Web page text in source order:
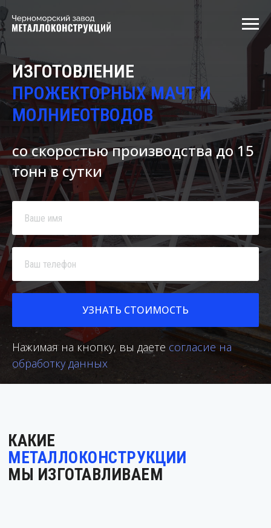
ИЗГОТОВЛЕНИЕ
ПРОЖЕКТОРНЫХ МАЧТ И
МОЛНИЕОТВОДОВ
со скоростью производства до 15
тонн в сутки
УЗНАТЬ СТОИМОСТЬ
Нажимая на кнопку, вы даете согласие на
обработку данных
КАКИЕ
МЕТАЛЛОКОНСТРУКЦИИ
МЫ ИЗГОТАВЛИВАЕМ